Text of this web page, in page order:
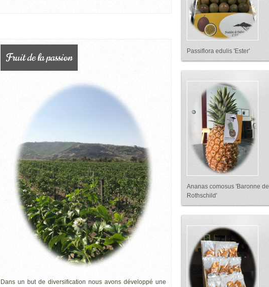
Fruit de la passion
Dans un but de diversification nous avons développé une
Passiflora edulis 'Ester'
Ananas comosus 'Baronne de
Rothschild'